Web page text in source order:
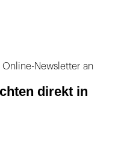
Newsletter an
direkt in